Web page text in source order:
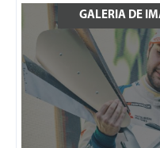
GALERIA DE